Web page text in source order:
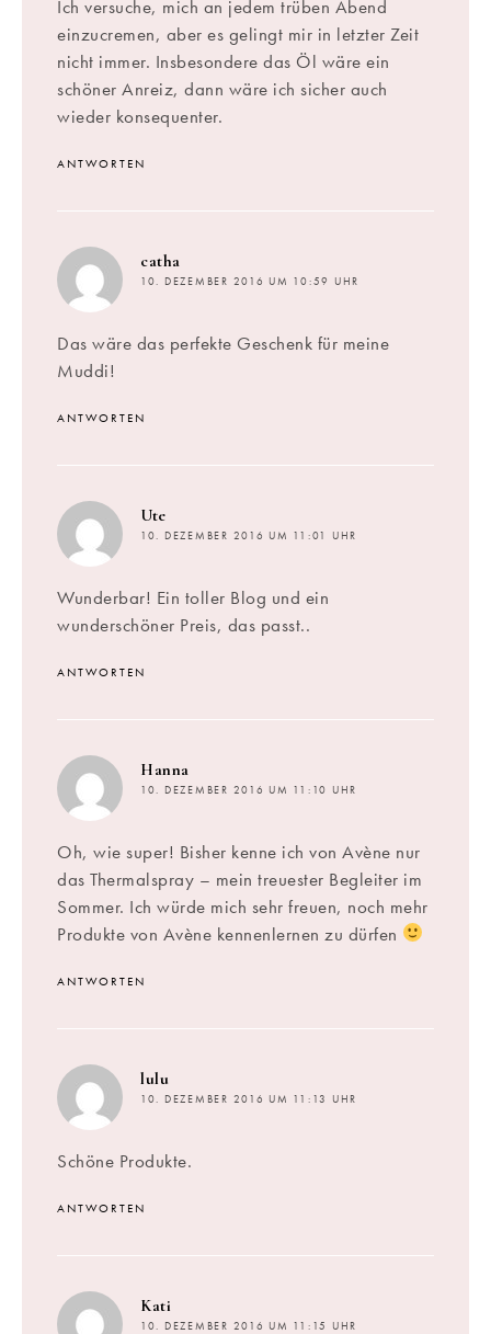
Ich versuche, mich an jedem trüben Abend
einzucremen, aber es gelingt mir in letzter Zeit
nicht immer. Insbesondere das Öl wäre ein
schöner Anreiz, dann wäre ich sicher auch
wieder konsequenter.
ANTWORTEN
catha
10. DEZEMBER 2016 UM 10:59 UHR
Das wäre das perfekte Geschenk für meine
Muddi!
ANTWORTEN
Ute
10. DEZEMBER 2016 UM 11:01 UHR
Wunderbar! Ein toller Blog und ein
wunderschöner Preis, das passt..
ANTWORTEN
Hanna
10. DEZEMBER 2016 UM 11:10 UHR
Oh, wie super! Bisher kenne ich von Avène nur
das Thermalspray – mein treuester Begleiter im
Sommer. Ich würde mich sehr freuen, noch mehr
Produkte von Avène kennenlernen zu dürfen
ANTWORTEN
lulu
10. DEZEMBER 2016 UM 11:13 UHR
Schöne Produkte.
ANTWORTEN
Kati
10. DEZEMBER 2016 UM 11:15 UHR